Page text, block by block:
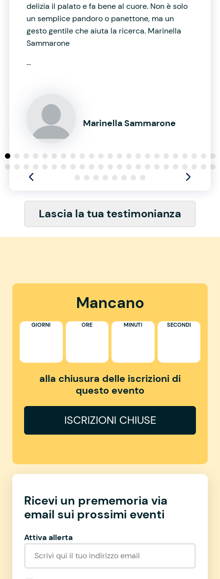
delizia il palato e fa bene al cuore. Non è solo
un semplice pandoro o panettone, ma un
gesto gentile che aiuta la ricerca. Marinella
Sammarone
...
Marinella Sammarone
Lascia la tua testimonianza
Mancano
GIORNI ORE MINUTI SECONDI
alla chiusura delle iscrizioni di
questo evento
ISCRIZIONI CHIUSE
Ricevi un prememoria via
email sui prossimi eventi
Attiva allerta